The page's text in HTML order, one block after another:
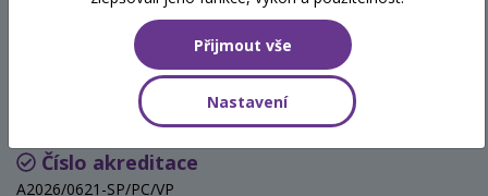
sociálních službách
Hodinová dotace
8 vyučovacích hodin
Číslo akreditace
A2026/0621-SP/PC/VP
Přijmout vše
Nastavení